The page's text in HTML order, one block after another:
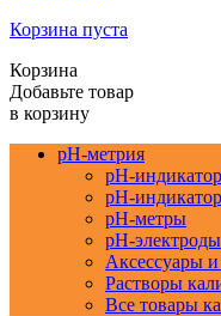
Корзина пуста
Корзина
Добавьте товар
в корзину
pH-метрия
pH-
pH-
pH-метры
pH-электроды
Аксессуары
Растворы
Все товары